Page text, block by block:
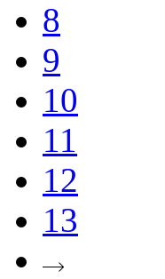
8
9
10
11
12
13